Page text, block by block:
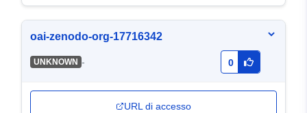
oai-zenodo-org-17716342
UNKNOWN - 0
URL di accesso